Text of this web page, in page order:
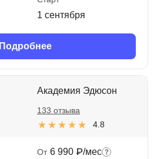
1 сентября
Подробнее
Академия Эдюсон
4.8
133 отзыва
От 6 990 ₽/мес